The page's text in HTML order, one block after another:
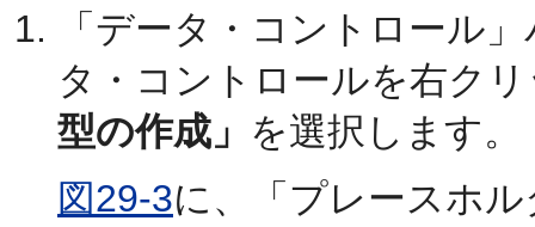
「データ・コントロール
タ・コントロールを右ク
型の作成」 を選択します。
図29-3に、「プレースホ